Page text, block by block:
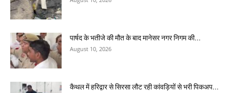
पार्षद के भतीजे की मौत के बाद मानेसर नगर निगम की...
August 10, 2026
कैथल में हरिद्वार से सिरसा लौट रही कांवड़ियों से भरी पिकअप...